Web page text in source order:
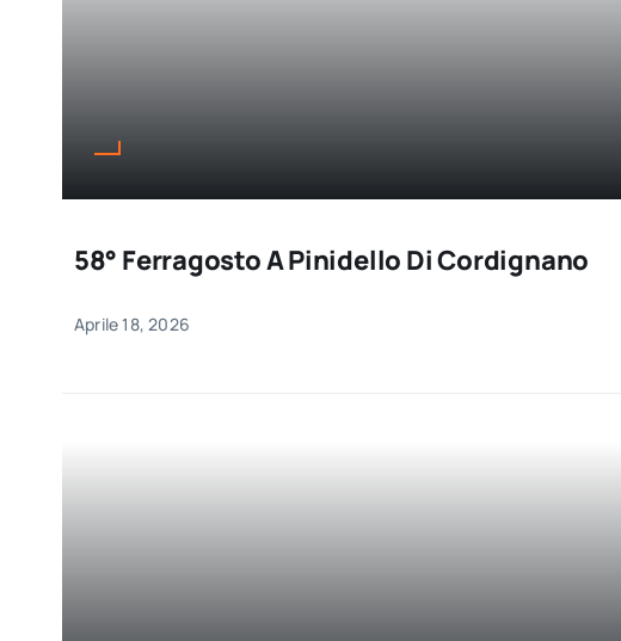
58° Ferragosto A Pinidello Di Cordignano
Aprile 18, 2026